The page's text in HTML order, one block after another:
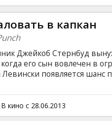
в капкан
Джейкоб Стернбуд
его сын вовлечен в
появляется шанс
глубоким преступным
чтобы выжить. Фильм
и русском языках.
В кино с 28.06.2013